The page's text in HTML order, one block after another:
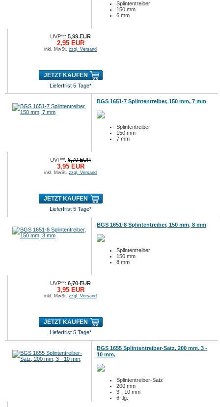
Splintentreiber
150 mm
6 mm
UVP**:5,99 EUR
2,95 EUR
inkl. MwSt.zzgl. Versand
JETZT KAUFEN
Lieferfrist 5 Tage*
BGS 1651-7 Splintentreiber, 150 mm, 7 mm
Splintentreiber
150 mm
7 mm
UVP**:6,70 EUR
3,95 EUR
inkl. MwSt.zzgl. Versand
JETZT KAUFEN
Lieferfrist 5 Tage*
BGS 1651-8 Splintentreiber, 150 mm, 8 mm
Splintentreiber
150 mm
8 mm
UVP**:6,70 EUR
3,95 EUR
inkl. MwSt.zzgl. Versand
JETZT KAUFEN
Lieferfrist 5 Tage*
BGS 1655 Splintentreiber-Satz, 200 mm, 3 -
10 mm,
Splintentreiber-Satz
200 mm
3 - 10 mm
6-tlg.